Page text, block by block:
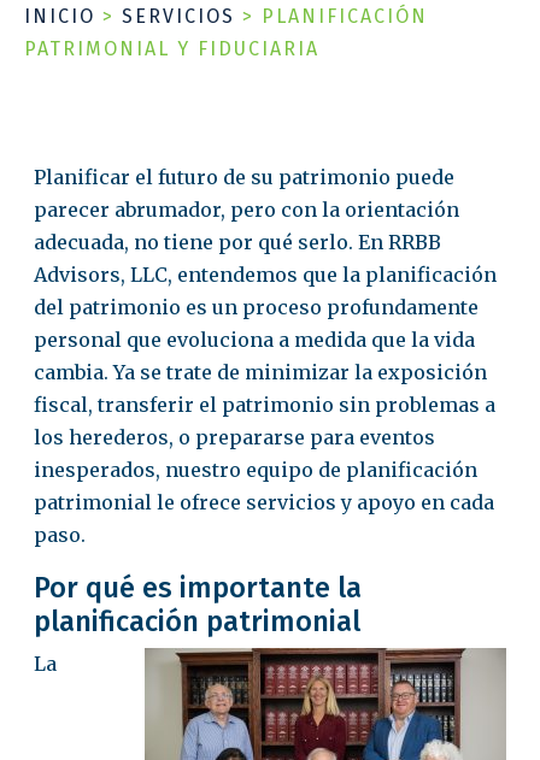
INICIO > SERVICIOS > PLANIFICACIÓN
PATRIMONIAL Y FIDUCIARIA
Planificar el futuro de su patrimonio puede
parecer abrumador, pero con la orientación
adecuada, no tiene por qué serlo. En RRBB
Advisors, LLC, entendemos que la planificación
del patrimonio es un proceso profundamente
personal que evoluciona a medida que la vida
cambia. Ya se trate de minimizar la exposición
fiscal, transferir el patrimonio sin problemas a
los herederos, o prepararse para eventos
inesperados, nuestro equipo de planificación
patrimonial le ofrece servicios y apoyo en cada
paso.
Por qué es importante la
planificación patrimonial
La